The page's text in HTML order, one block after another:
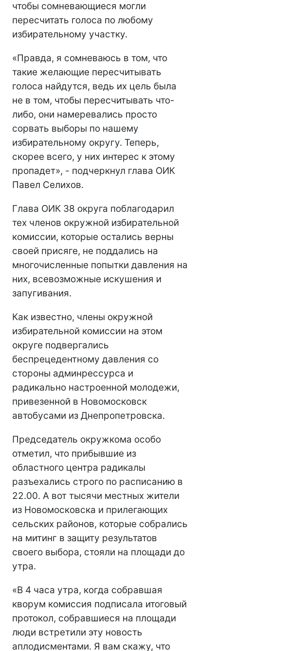
чтобы сомневающиеся могли
пересчитать голоса по любому
избирательному участку.
«Правда, я сомневаюсь в том, что
такие желающие пересчитывать
голоса найдутся, ведь их цель была
не в том, чтобы пересчитывать что-
либо, они намеревались просто
сорвать выборы по нашему
избирательному округу. Теперь,
скорее всего, у них интерес к этому
пропадет», - подчеркнул глава ОИК
Павел Селихов.
Глава ОИК 38 округа поблагодарил
тех членов окружной избирательной
комиссии, которые остались верны
своей присяге, не поддались на
многочисленные попытки давления на
них, всевозможные искушения и
запугивания.
Как известно, члены окружной
избирательной комиссии на этом
округе подвергались
беспрецедентному давления со
стороны админрессурса и
радикально настроенной молодежи,
привезенной в Новомосковск
автобусами из Днепропетровска.
Председатель окружкома особо
отметил, что прибывшие из
областного центра радикалы
разъехались строго по расписанию в
22.00. А вот тысячи местных жители
из Новомосковска и прилегающих
сельских районов, которые собрались
на митинг в защиту результатов
своего выбора, стояли на площади до
утра.
«В 4 часа утра, когда собравшая
кворум комиссия подписала итоговый
протокол, собравшиеся на площади
люди встретили эту новость
аплодисментами. Я вам скажу, что